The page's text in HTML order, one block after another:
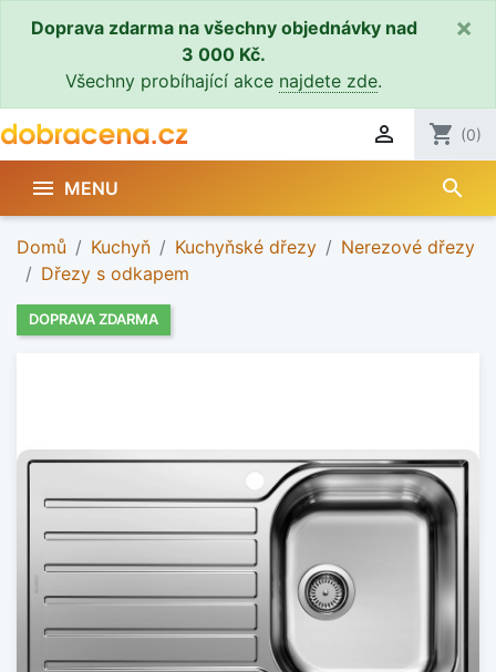
Doprava zdarma na všechny objednávky nad
3 000 Kč.
Všechny probíhající akce najdete zde.
×
 shopping_cart (0)
 MENU search
Domů Kuchyň Kuchyňské dřezy
Nerezové dřezy
Dřezy s odkapem
DOPRAVA ZDARMA